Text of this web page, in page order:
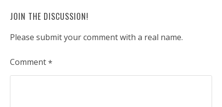
JOIN THE DISCUSSION!
Please submit your comment with a real name.
Comment*